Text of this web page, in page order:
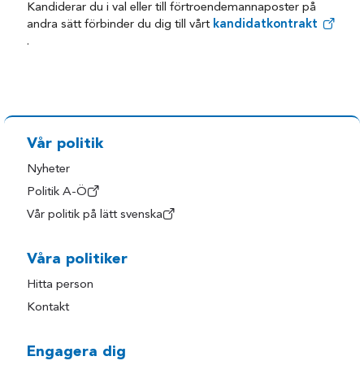
Kandiderar du i val eller till förtroendemannaposter på
andra sätt förbinder du dig till vårt kandidatkontrakt
.
Vår politik
Nyheter
Politik A-Ö
Vår politik på lätt svenska
Våra politiker
Hitta person
Kontakt
Engagera dig